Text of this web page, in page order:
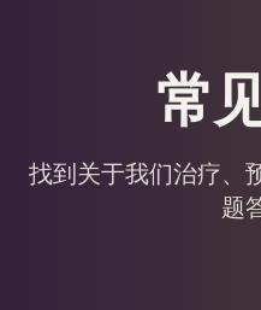
常
找到关于我们治疗、
题